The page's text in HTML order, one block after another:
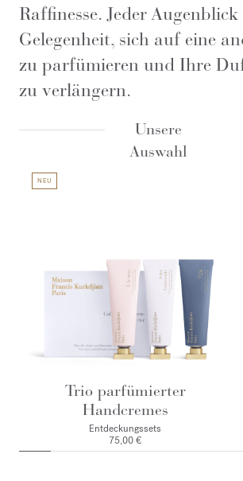
Raffinesse. Jeder
Gelegenheit, sich auf eine
zu parfümieren und Ihre
zu verlängern.
Unsere
Auswahl
NEU
Trio parfümierter
Handcremes
Entdeckungssets
75,00 €